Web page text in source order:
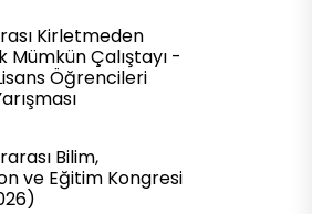
Kirletmeden
Mümkün Çalıştayı -
Öğrencileri
Bilim,
ve Eğitim Kongresi